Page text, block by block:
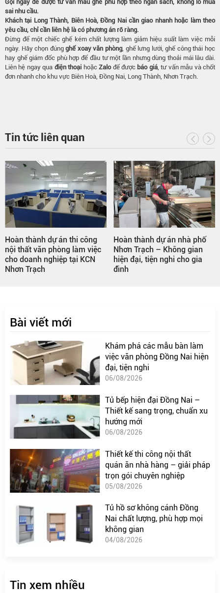
Gọi ngay để được tư vấn mẫu ghế phù hợp theo ngân sách, không lo mua
sai nhu cầu.
Khách tại Long Thành, Biên Hoà, Đồng Nai cần giao nhanh hoặc làm theo
yêu cầu, chỉ cần liên hệ là có phương án rõ ràng.
Đừng để một chiếc ghế kém chất lượng làm giảm hiệu suất làm việc mỗi
ngày. Hãy chọn đúngghế xoay văn phòng, ghế lưng lưới, ghế công thái học
hay ghế giám đốc phù hợp để đầu tư một lần nhưng dùng thoải mái lâu dài.
Liên hệ ngay qua điện thoại hoặcZalođể được báo giá, tư vấn mẫu và chốt
đơn nhanh cho khu vực Biên Hoà, Đồng Nai, Long Thành, Nhơn Trạch.
Tin tức liên quan
Hoàn thành dự án nhà phố
Nhơn Trạch – Không gian
hiện đại, tiện nghi cho gia
đình
Hoàn Thiện Thi Công Nội
Thất Văn Phòng – Bàn Ghế,
Tủ Hồ Sơ, Tủ Quần Áo,
Giường Theo Yêu Cầu
Bài viết mới
Khám phá các mẫu bàn làm
việc văn phòng Đồng Nai hiện
đại, tiện nghi
06/08/2026
Tủ bếp hiện đại Đồng Nai –
Thiết kế sang trọng, chuẩn xu
hướng mới
06/08/2026
Thiết kế thi công nội thất
quán ăn nhà hàng – giải pháp
trọn gói chuyên nghiệp
05/08/2026
Tủ hồ sơ không cánh Đồng
Nai chất lượng, phù hợp mọi
không gian
04/08/2026
Tin xem nhiều